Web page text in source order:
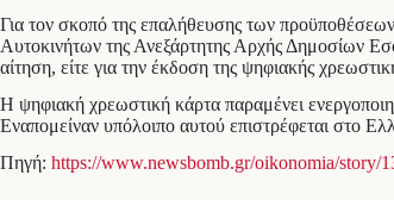
Για τον σκοπό της επαλήθευσης των
Αυτοκινήτων της Ανεξάρτητης Αρχής Δημοσίων
αίτηση, είτε για την έκδοση της ψηφιακής
Η ψηφιακή χρεωστική κάρτα παραμένει
Εναπομείναν υπόλοιπο αυτού επιστρέφεται στο
Πηγή: https://www.newsbomb.gr/oikonomia/story/